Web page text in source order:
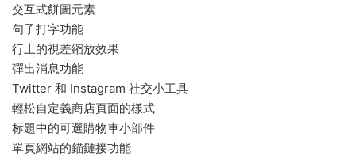
交互式餅圖元素
句子打字功能
行上的視差縮放效果
彈出消息功能
Twitter 和 Instagram 社交小工具
輕松自定義商店頁面的樣式
标題中的可選購物車小部件
單頁網站的錨鏈接功能